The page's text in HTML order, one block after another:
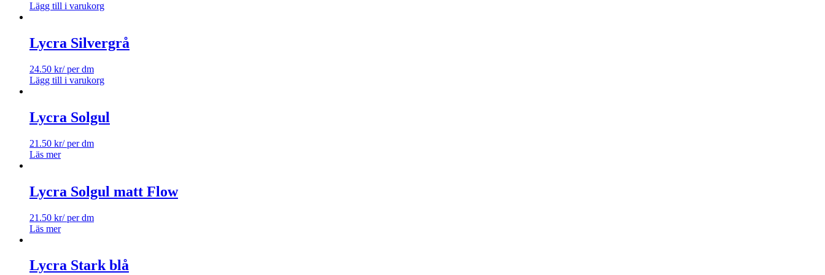
Lägg till i varukorg
Lycra Silvergrå
24.50 kr/ per dm
Lägg till i varukorg
Lycra Solgul
21.50 kr/ per dm
Läs mer
Lycra Solgul matt Flow
21.50 kr/ per dm
Läs mer
Lycra Stark blå